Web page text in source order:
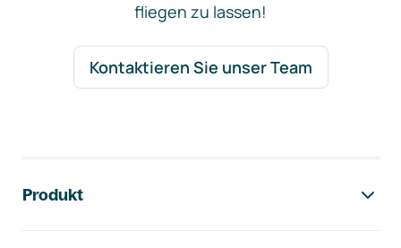
fliegen zu lassen!
Kontaktieren Sie unser Team
Produkt